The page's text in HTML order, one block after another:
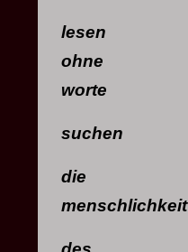
lesen
ohne
worte
suchen
die
menschlichkeit